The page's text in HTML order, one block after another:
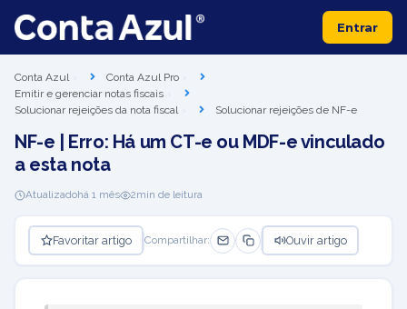
Entrar
Conta Azul
Conta Azul Pro
Emitir e gerenciar notas fiscais
Solucionar rejeições da nota fiscal
Solucionar rejeições de NF-e
NF-e | Erro: Há um CT-e ou MDF-e vinculado
a esta nota
Atualizadohá 1 mês 2min de leitura
Favoritar artigo Compartilhar: Ouvir artigo